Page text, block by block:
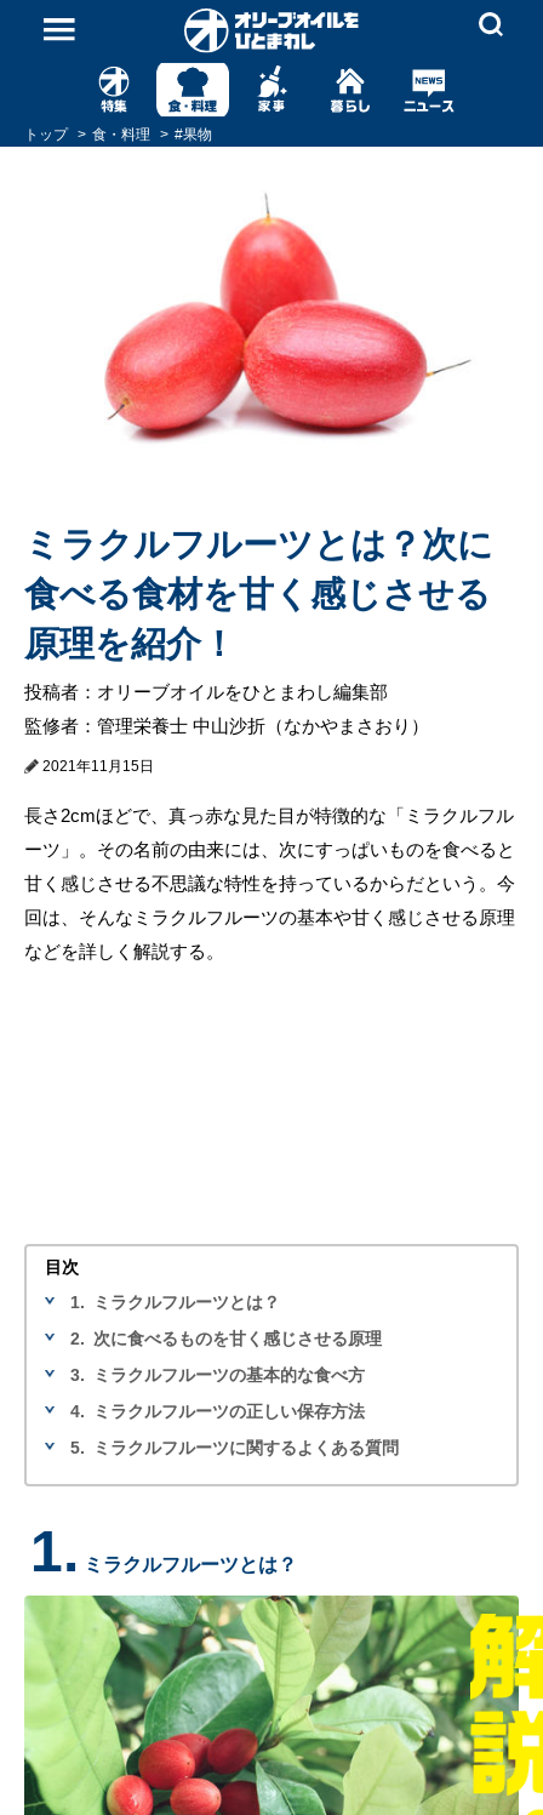
トップ 食・料理 #果物
ミラクルフルーツとは？次に
食べる食材を甘く感じさせる
原理を紹介！
投稿者：オリーブオイルをひとまわし編集部
監修者：管理栄養士 中山沙折（なかやまさおり）
2021年11月15日
長さ2cmほどで、真っ赤な見た目が特徴的な「ミラクルフル
ーツ」。その名前の由来には、次にすっぱいものを食べると
甘く感じさせる不思議な特性を持っているからだという。今
回は、そんなミラクルフルーツの基本や甘く感じさせる原理
などを詳しく解説する。
目次
1.
ミラクルフルーツとは？
2. 次に食べるものを甘く感じさせる原理
3.
ミラクルフルーツの基本的な食べ方
4.
ミラクルフルーツの正しい保存方法
5.
ミラクルフルーツに関するよくある質問
1. ミラクルフルーツとは？